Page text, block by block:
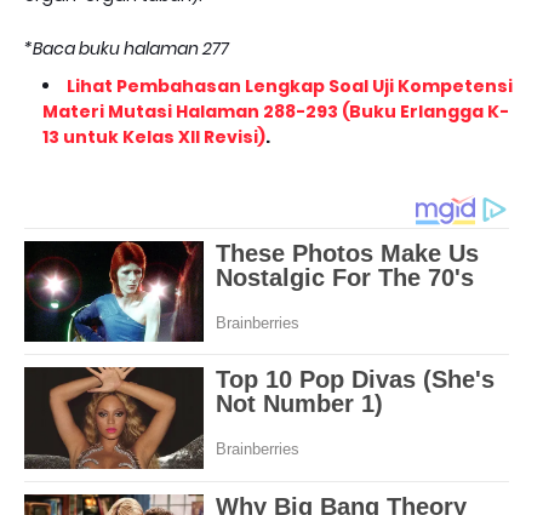
*Baca buku halaman 277
Lihat Pembahasan Lengkap Soal Uji Kompetensi
Materi Mutasi Halaman 288-293 (Buku Erlangga K-
13 untuk Kelas XII Revisi).